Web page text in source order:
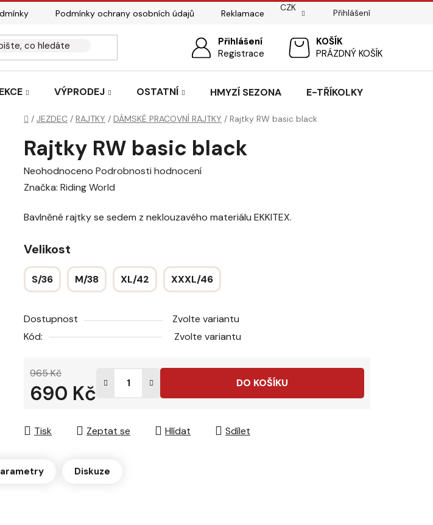
Podmínky ochrany osobních údajů
Reklamace
Pasování sedel pro koně
CZK
Přihlášení
Přihlášení
Registrace
NÁKUPNÍPRÁZDNÝ KOŠÍK
VÝPRODEJ OSTATNÍ HMYZÍ SEZONA E-TŘÍKOLKY
Domů
/ JEZDEC / RAJTKY / DÁMSKÉ PRACOVNÍ RAJTKY / Rajtky RW basic black
Rajtky RW basic black
Průměrné
hodnocení
je
z
5
hvězdiček.
Neohodnoceno Podrobnosti hodnocení
Značka: Riding World
Bavlněné rajtky se sedem z neklouzavého materiálu EKKITEX.
Velikost
S/36 M/38 XL/42 XXXL/46
Dostupnost
Zvolte variantu
Kód:
Zvolte variantu
965 Kč
690 Kč DO KOŠÍKU
Tisk Zeptat se Hlídat Sdílet
Diskuze